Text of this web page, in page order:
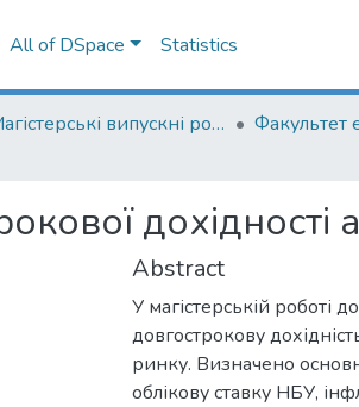
All of DSpace Statistics
Магістерські випускні роботи
дохідності
Abstract
У магістерській роботі
довгострокову
ринку. Визначено
облікову ставку НБУ,